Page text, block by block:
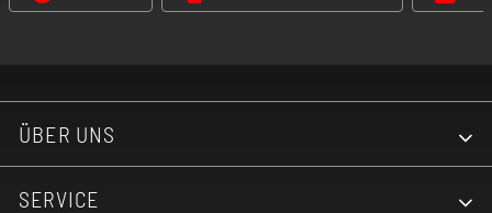
ÜBER UNS
SERVICE